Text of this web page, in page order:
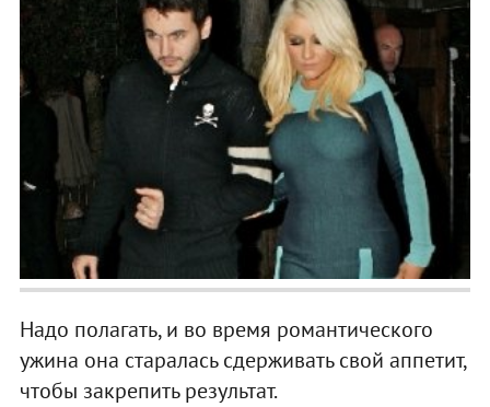
Надо полагать, и во время романтического
ужина она старалась сдерживать свой аппетит,
чтобы закрепить результат.